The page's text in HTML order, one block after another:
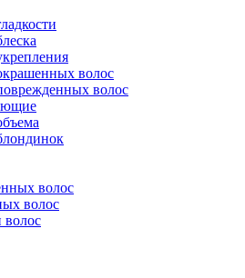
волос
волос
волос
волос
волос